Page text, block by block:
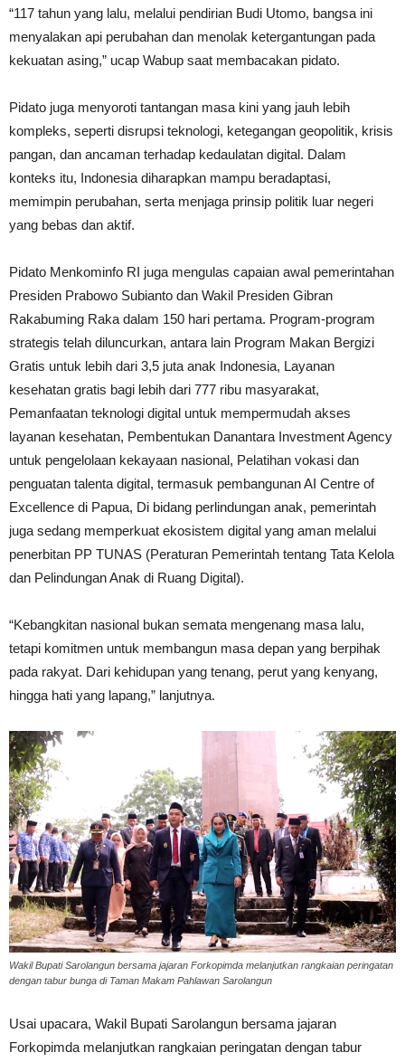
“117 tahun yang lalu, melalui pendirian Budi Utomo, bangsa ini
menyalakan api perubahan dan menolak ketergantungan pada
kekuatan asing,” ucap Wabup saat membacakan pidato.
Pidato juga menyoroti tantangan masa kini yang jauh lebih
kompleks, seperti disrupsi teknologi, ketegangan geopolitik, krisis
pangan, dan ancaman terhadap kedaulatan digital. Dalam
konteks itu, Indonesia diharapkan mampu beradaptasi,
memimpin perubahan, serta menjaga prinsip politik luar negeri
yang bebas dan aktif.
Pidato Menkominfo RI juga mengulas capaian awal pemerintahan
Presiden Prabowo Subianto dan Wakil Presiden Gibran
Rakabuming Raka dalam 150 hari pertama. Program-program
strategis telah diluncurkan, antara lain Program Makan Bergizi
Gratis untuk lebih dari 3,5 juta anak Indonesia, Layanan
kesehatan gratis bagi lebih dari 777 ribu masyarakat,
Pemanfaatan teknologi digital untuk mempermudah akses
layanan kesehatan, Pembentukan Danantara Investment Agency
untuk pengelolaan kekayaan nasional, Pelatihan vokasi dan
penguatan talenta digital, termasuk pembangunan AI Centre of
Excellence di Papua, Di bidang perlindungan anak, pemerintah
juga sedang memperkuat ekosistem digital yang aman melalui
penerbitan PP TUNAS (Peraturan Pemerintah tentang Tata Kelola
dan Pelindungan Anak di Ruang Digital).
“Kebangkitan nasional bukan semata mengenang masa lalu,
tetapi komitmen untuk membangun masa depan yang berpihak
pada rakyat. Dari kehidupan yang tenang, perut yang kenyang,
hingga hati yang lapang,” lanjutnya.
Wakil Bupati Sarolangun bersama jajaran Forkopimda melanjutkan rangkaian peringatan
dengan tabur bunga di Taman Makam Pahlawan Sarolangun
Usai upacara, Wakil Bupati Sarolangun bersama jajaran
Forkopimda melanjutkan rangkaian peringatan dengan tabur